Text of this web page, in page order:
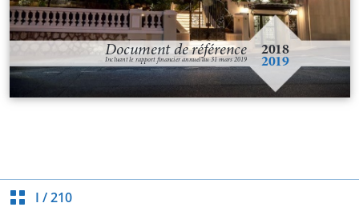
I /210